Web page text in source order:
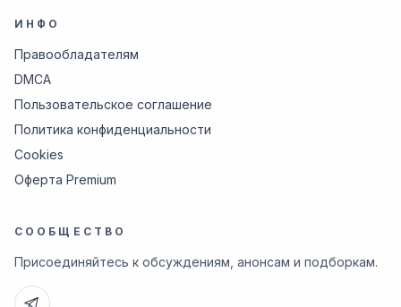
ИНФО
Правообладателям
DMCA
Пользовательское соглашение
Политика конфиденциальности
Cookies
Оферта Premium
СООБЩЕСТВО
Присоединяйтесь к обсуждениям, анонсам и подборкам.